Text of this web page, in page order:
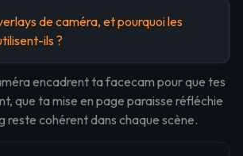
de caméra, et pourquoi les
ils ?
encadrent ta facecam pour que tes
que ta mise en page paraisse réfléchie
reste cohérent dans chaque scène.